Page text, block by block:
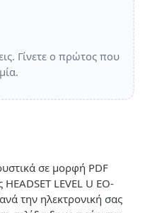
Γίνετε ο πρώτος που
σε μορφή PDF
LEVEL U EO-
την ηλεκτρονική σας